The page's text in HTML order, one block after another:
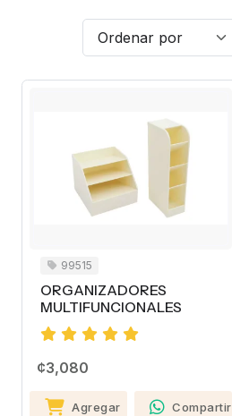
99515
ORGANIZADORES
MULTIFUNCIONALES
¢3,080
Agregar Compartir